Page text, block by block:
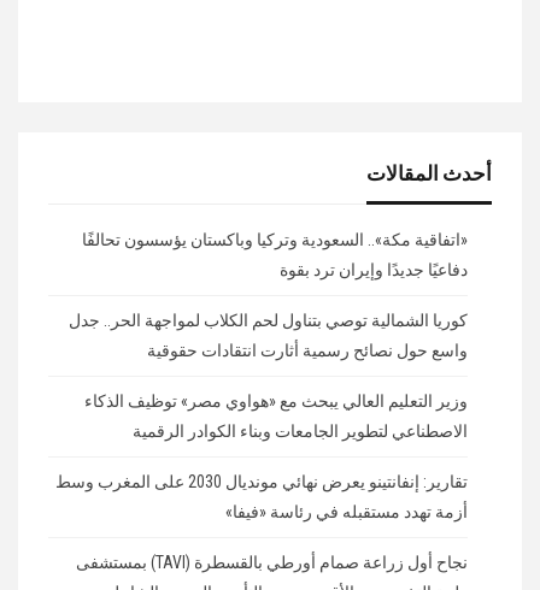
أحدث المقالات
«اتفاقية مكة».. السعودية وتركيا وباكستان يؤسسون تحالفًا
دفاعيًا جديدًا وإيران ترد بقوة
كوريا الشمالية توصي بتناول لحم الكلاب لمواجهة الحر.. جدل
واسع حول نصائح رسمية أثارت انتقادات حقوقية
وزير التعليم العالي يبحث مع «هواوي مصر» توظيف الذكاء
الاصطناعي لتطوير الجامعات وبناء الكوادر الرقمية
تقارير: إنفانتينو يعرض نهائي مونديال 2030 على المغرب وسط
أزمة تهدد مستقبله في رئاسة «فيفا»
نجاح أول زراعة صمام أورطي بالقسطرة (TAVI) بمستشفى